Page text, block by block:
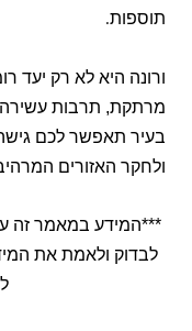
תוספות.
ורונה היא לא רק יעד
מרתקת, תרבות עשירה
בעיר תאפשר לכם
ולחקר האזורים
***המידע במאמר זה
לבדוק ולאמת את